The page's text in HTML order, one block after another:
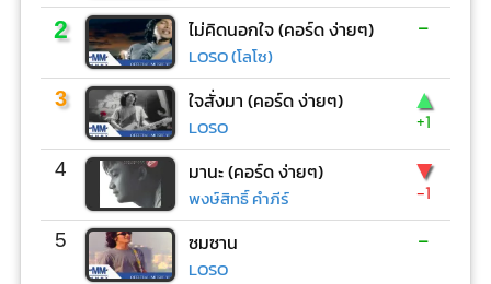
2 ไม่คิดนอกใจ (คอร์ด ง่ายๆ)
LOSO (โลโซ)
-
3 ใจสั่งมา (คอร์ด ง่ายๆ)
LOSO
▲
+1
4 มานะ (คอร์ด ง่ายๆ)
พงษ์สิทธิ์ คำภีร์
▼
-1
5 ซมซาน
LOSO
-